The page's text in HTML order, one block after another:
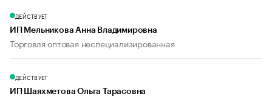
ДЕЙСТВУЕТ
ИП Мельникова Анна Владимировна
Торговля оптовая неспециализированная
ДЕЙСТВУЕТ
ИП Шаяхметова Ольга Тарасовна